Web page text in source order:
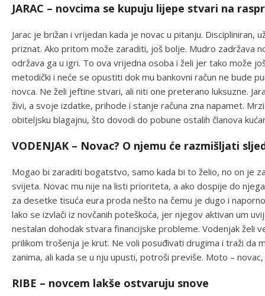
JARAC – novcima se kupuju lijepe stvari na
Jarac je brižan i vrijedan kada je novac u pitanju. Discipliniran,
priznat. Ako pritom može zaraditi, još bolje. Mudro zadržava
održava ga u igri. To ova vrijedna osoba i želi jer tako može
metodički i neće se opustiti dok mu bankovni račun ne bude
novca. Ne želi jeftine stvari, ali niti one preterano luksuzne.
živi, a svoje izdatke, prihode i stanje računa zna napamet.
obiteljsku blagajnu, što dovodi do pobune ostalih članova
VODENJAK – Novac? O njemu će razmišljati
Mogao bi zaraditi bogatstvo, samo kada bi to želio, no on je
svijeta. Novac mu nije na listi prioriteta, a ako dospije do
za desetke tisuća eura proda nešto na čemu je dugo i
lako se izvlači iz novčanih poteškoća, jer njegov aktivan um
nestalan dohodak stvara financijske probleme. Vodenjak želi
prilikom trošenja je krut. Ne voli posuđivati drugima i traži da
zanima, ali kada se u nju upusti, potroši previše. Moto –
RIBE – novcem lakše ostvaruju snove